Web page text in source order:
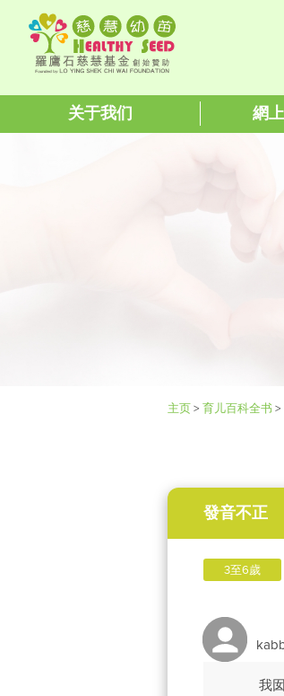
关于我们 網
主页> 育儿百科全书 >
發音不正
3至6歲
我